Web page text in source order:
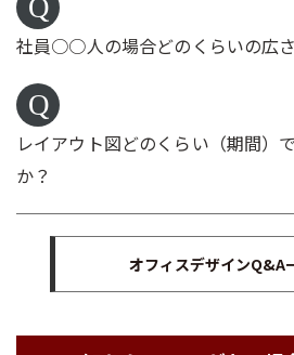
社員○○人の場合どのくらいの広
レイアウト図どのくらい（期間）
か？
オフィスデザインQ&A